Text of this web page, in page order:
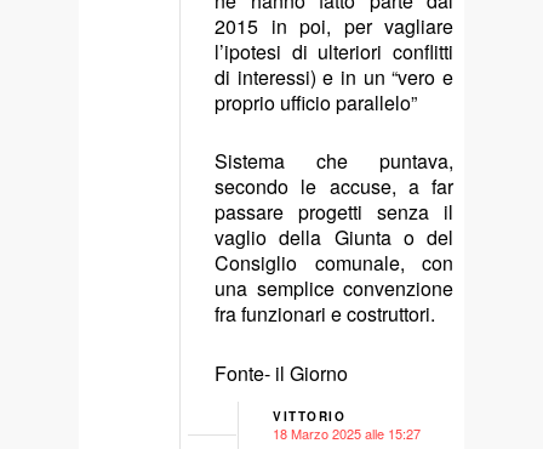
2015 in poi, per vagliare
l’ipotesi di ulteriori conflitti
di interessi) e in un “vero e
proprio ufficio parallelo”
Sistema che puntava,
secondo le accuse, a far
passare progetti senza il
vaglio della Giunta o del
Consiglio comunale, con
una semplice convenzione
fra funzionari e costruttori.
Fonte- il Giorno
VITTORIO
18 Marzo 2025 alle 15:27